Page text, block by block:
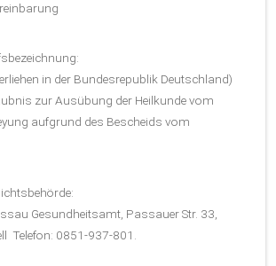
in der Bundesrepublik Deutschland)
zur Ausübung der Heilkunde vom
aufgrund des Bescheids vom
Gesundheitsamt, Passauer Str. 33,
Telefon: 0851-937-801.